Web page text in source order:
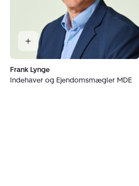
Frank Lynge
Indehaver og Ejendomsmægler MDE